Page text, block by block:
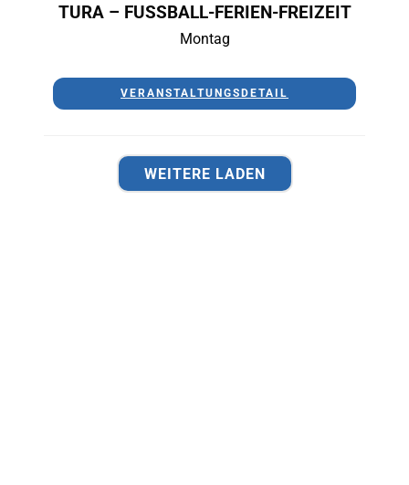
TURA – FUSSBALL-FERIEN-FREIZEIT
Montag
VERANSTALTUNGSDETAIL
WEITERE LADEN